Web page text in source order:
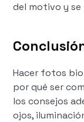
del motivo y
Hacer fotos
por qué ser
los consejos
ojos,